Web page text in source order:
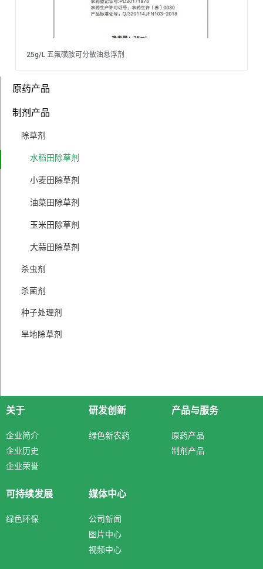
原药产品
制剂产品
除草剂
水稻田除草剂
小麦田除草剂
油菜田除草剂
玉米田除草剂
大蒜田除草剂
杀虫剂
杀菌剂
种子处理剂
旱地除草剂
25g/L 五氟磺胺可分散油悬浮剂
关于
企业简介
企业历史
企业荣誉
研发创新
绿色新农药
产品与服务
原药产品
制剂产品
可持续发展
绿色环保
媒体中心
公司新闻
图片中心
视频中心